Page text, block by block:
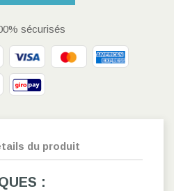
sécurisés
du produit
: